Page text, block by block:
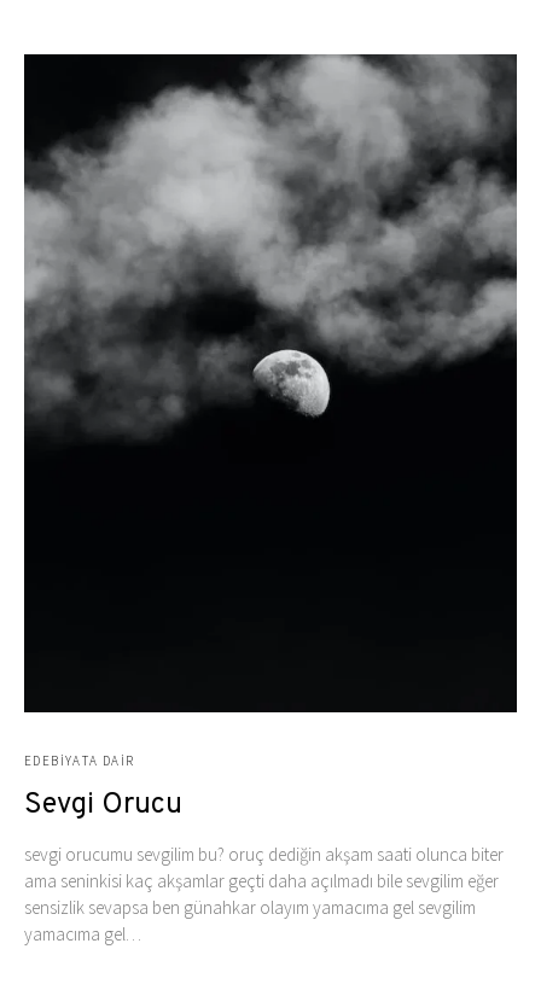
EDEBIYATA DAIR
Sevgi Orucu
sevgi orucumu sevgilim bu? oruç dediğin akşam saati olunca biter
ama seninkisi kaç akşamlar geçti daha açılmadı bile sevgilim eğer
sensizlik sevapsa ben günahkar olayım yamacıma gel sevgilim
yamacıma gel…